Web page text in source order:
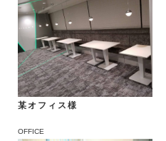
某オフィス様
OFFICE